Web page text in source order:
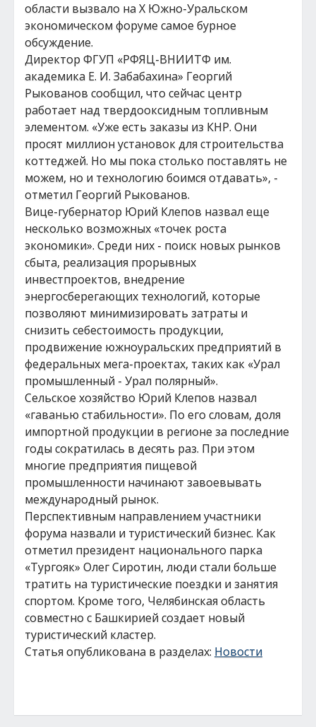
области вызвало на X Южно-Уральском
экономическом форуме самое бурное
обсуждение.
Директор ФГУП «РФЯЦ-ВНИИТФ им.
академика Е. И. Забабахина» Георгий
Рыкованов сообщил, что сейчас центр
работает над твердооксидным топливным
элементом. «Уже есть заказы из КНР. Они
просят миллион установок для строительства
коттеджей. Но мы пока столько поставлять не
можем, но и технологию боимся отдавать», -
отметил Георгий Рыкованов.
Вице-губернатор Юрий Клепов назвал еще
несколько возможных «точек роста
экономики». Среди них - поиск новых рынков
сбыта, реализация прорывных
инвестпроектов, внедрение
энергосберегающих технологий, которые
позволяют минимизировать затраты и
снизить себестоимость продукции,
продвижение южноуральских предприятий в
федеральных мега-проектах, таких как «Урал
промышленный - Урал полярный».
Сельское хозяйство Юрий Клепов назвал
«гаванью стабильности». По его словам, доля
импортной продукции в регионе за последние
годы сократилась в десять раз. При этом
многие предприятия пищевой
промышленности начинают завоевывать
международный рынок.
Перспективным направлением участники
форума назвали и туристический бизнес. Как
отметил президент национального парка
«Тургояк» Олег Сиротин, люди стали больше
тратить на туристические поездки и занятия
спортом. Кроме того, Челябинская область
совместно с Башкирией создает новый
туристический кластер.
Статья опубликована в разделах: Новости